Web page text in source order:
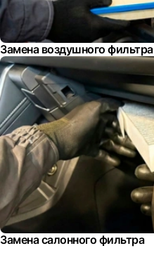
Замена воздушного фильтра
Замена салонного фильтра